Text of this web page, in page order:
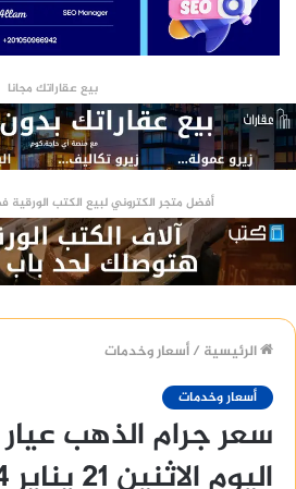
بيع عقاراتك مجانا
أفضل متجر الكتروني لبيع الكتب الورقية
الرئيسية /أسعار وخدمات
أسعار وخدمات
اليوم الاثنين 21 يناير 2024